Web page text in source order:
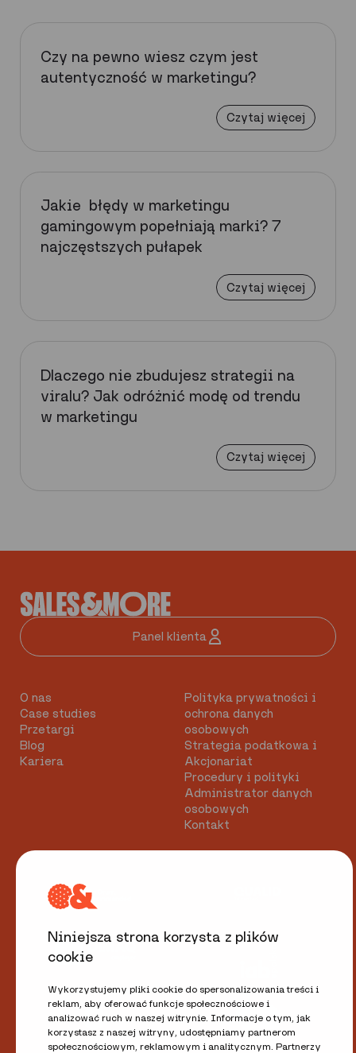
Niniejsza strona korzysta z plików
cookie
Wykorzystujemy pliki cookie do spersonalizowania treści i
reklam, aby oferować funkcje społecznościowe i
analizować ruch w naszej witrynie. Informacje o tym, jak
korzystasz z naszej witryny, udostępniamy partnerom
społecznościowym, reklamowym i analitycznym. Partnerzy
Czy na pewno wiesz czym jest
autentyczność w marketingu?
Czytaj więcej
Jakie błędy w marketingu
gamingowym popełniają marki? 7
najczęstszych pułapek
Czytaj więcej
Dlaczego nie zbudujesz strategii na
viralu? Jak odróżnić modę od trendu
w marketingu
Czytaj więcej
Panel klienta
O nas
Case studies
Przetargi
Blog
Kariera
Polityka prywatności i
ochrona danych
osobowych
Strategia podatkowa i
Akcjonariat
Procedury i polityki
Administrator danych
osobowych
Kontakt